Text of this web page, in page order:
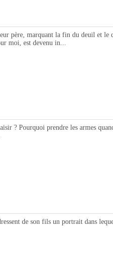
père, marquant la fin du deuil et le
moi, est devenu in...
? Pourquoi prendre les armes
de son fils un portrait dans